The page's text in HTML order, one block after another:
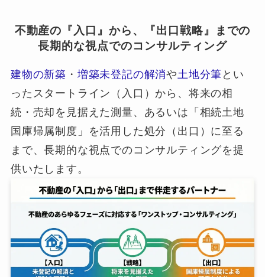
不動産の『入口』から、『出口戦略』までの
長期的な視点でのコンサルティング
建物の新築 ・ 増築未登記の解消や 土地分筆 とい
ったスタートライン（入口）から、将来の相
続・売却を見据えた測量、あるいは「相続土地
国庫帰属制度」を活用した処分（出口）に至る
まで、長期的な視点でのコンサルティングを提
供いたします。